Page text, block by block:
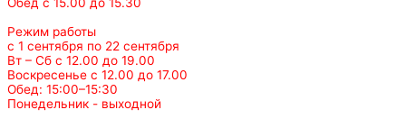
Режим работы
с 1 сентября по 22 сентября
Вт – Сб с 12.00 до 19.00
Воскресенье с 12.00 до 17.00
Обед: 15:00–15:30
Понедельник - выходной